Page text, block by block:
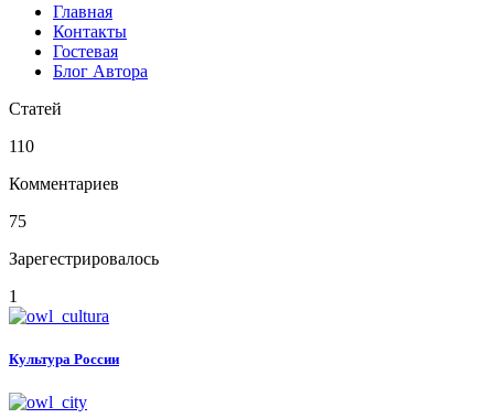
Главная
Контакты
Гостевая
Блог Автора
Статей
110
Комментариев
75
Зарегестрировалось
1
Культура России